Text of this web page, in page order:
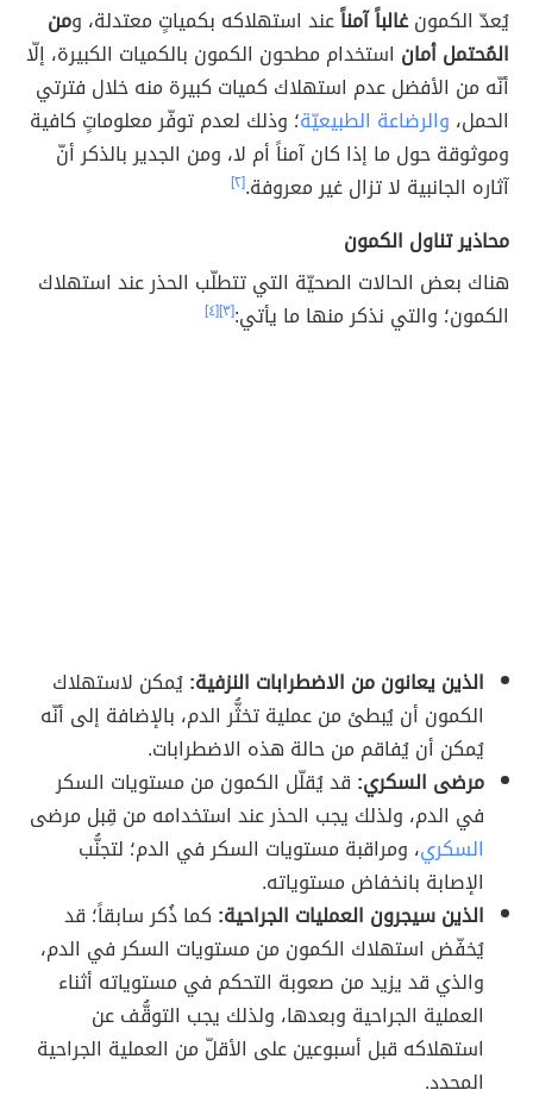
يُعدّ الكمونغالباً آمناًعند استهلاكه بكمياتٍ معتدلة، ومن
المُحتمل أمان استخدام مطحون الكمون بالكميات الكبيرة، إلّا
أنّه من الأفضل عدم استهلاك كميات كبيرة منه خلال فترتي
الحمل، والرضاعة الطبيعيّة؛ وذلك لعدم توفّر معلوماتٍ كافية
وموثوقة حول ما إذا كان آمناً أم لا، ومن الجدير بالذكر أنّ
آثاره الجانبية لا تزال غير معروفة.[٢]
محاذير تناول الكمون
هناك بعض الحالات الصحيّة التي تتطلّب الحذر عند استهلاك
الكمون؛ والتي نذكر منها ما يأتي:[٣] [٤]
الذين يعانون من الاضطرابات النزفية:يُمكن لاستهلاك
الكمون أن يُبطئ من عملية تخثُّر الدم، بالإضافة إلى أنّه
يُمكن أن يُفاقم من حالة هذه الاضطرابات.
مرضى السكري: قد يُقلّل الكمون من مستويات السكر
في الدم، ولذلك يجب الحذر عند استخدامه من قِبل مرضى
السكري، ومراقبة مستويات السكر في الدم؛ لتجنُّب
الإصابة بانخفاض مستوياته.
الذين سيجرون العمليات الجراحية: كما ذُكر سابقاً؛ قد
يُخفّض استهلاك الكمون من مستويات السكر في الدم،
والذي قد يزيد من صعوبة التحكم في مستوياته أثناء
العملية الجراحية وبعدها، ولذلك يجب التوقُّف عن
استهلاكه قبل أسبوعين على الأقلّ من العملية الجراحية
المحدد.